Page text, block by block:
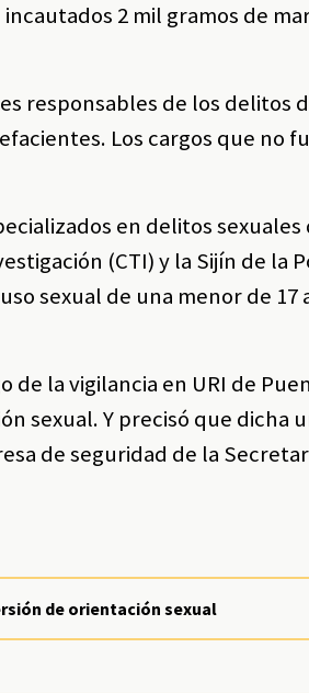
2 mil gramos de
responsables de los delitos
Los cargos que no
en delitos
(CTI) y la Sijín de la
sexual de una menor de 17
de la vigilancia en URI de
sexual. Y precisó que dicha
de seguridad de la
de orientación sexual